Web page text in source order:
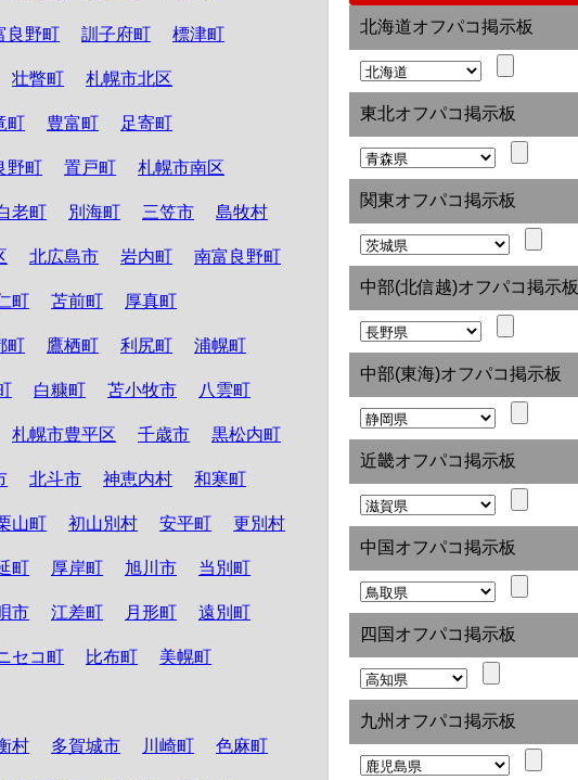
良野町 訓子府町 標津町
壮瞥町 札幌市北区
町 豊富町 足寄町
野町 置戸町 札幌市南区
老町 別海町 三笠市 島牧村
北広島市 岩内町 南富良野町
町 苫前町 厚真町
町 鷹栖町 利尻町 浦幌町
白糠町 苫小牧市 八雲町
札幌市豊平区 千歳市 黒松内町
北斗市 神恵内村 和寒町
山町 初山別村 安平町 更別村
町 厚岸町 旭川市 当別町
市 江差町 月形町 遠別町
セコ町 比布町 美幌町
村 多賀城市 川崎町 色麻町
北海道オフパコ掲示板
東北オフパコ掲示板
関東オフパコ掲示板
中部(北信越)オフパコ掲示板
中部(東海)オフパコ掲示板
近畿オフパコ掲示板
中国オフパコ掲示板
四国オフパコ掲示板
九州オフパコ掲示板